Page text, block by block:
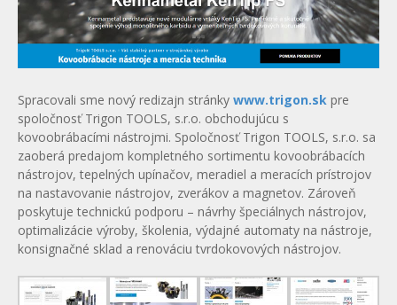
Spracovali sme nový redizajn stránky www.trigon.sk pre
spoločnosť Trigon TOOLS, s.r.o. obchodujúcu s
kovoobrábacími nástrojmi. Spoločnosť Trigon TOOLS, s.r.o. sa
zaoberá predajom kompletného sortimentu kovoobrábacích
nástrojov, tepelných upínačov, meradiel a meracích prístrojov
na nastavovanie nástrojov, zverákov a magnetov. Zároveň
poskytuje technickú podporu – návrhy špeciálnych nástrojov,
optimalizácie výroby, školenia, výdajné automaty na nástroje,
konsignačné sklad a renováciu tvrdokovových nástrojov.